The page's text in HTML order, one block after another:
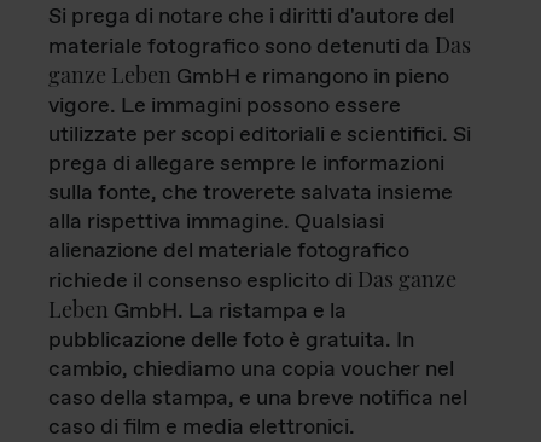
Si prega di notare che i diritti d'autore del
materiale fotografico sono detenuti da Das
ganze Leben GmbH e rimangono in pieno
vigore. Le immagini possono essere
utilizzate per scopi editoriali e scientifici. Si
prega di allegare sempre le informazioni
sulla fonte, che troverete salvata insieme
alla rispettiva immagine. Qualsiasi
alienazione del materiale fotografico
richiede il consenso esplicito di Das ganze
Leben GmbH. La ristampa e la
pubblicazione delle foto è gratuita. In
cambio, chiediamo una copia voucher nel
caso della stampa, e una breve notifica nel
caso di film e media elettronici.